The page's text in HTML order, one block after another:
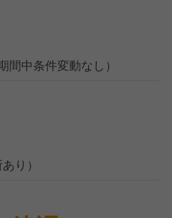
間中条件変動なし）
り）